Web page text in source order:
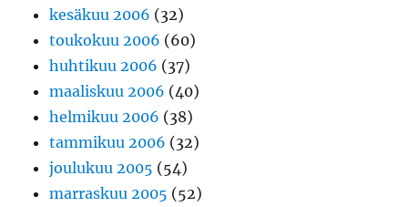
kesäkuu 2006 (32)
toukokuu 2006 (60)
huhtikuu 2006 (37)
maaliskuu 2006 (40)
helmikuu 2006 (38)
tammikuu 2006 (32)
joulukuu 2005 (54)
marraskuu 2005 (52)